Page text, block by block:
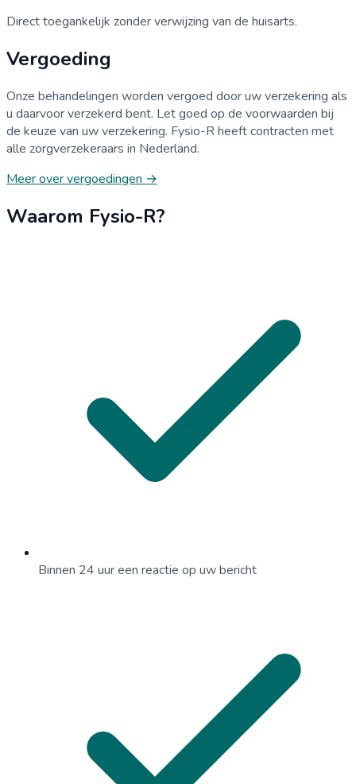
Direct toegankelijk zonder verwijzing van de huisarts.
Vergoeding
Onze behandelingen worden vergoed door uw verzekering als
u daarvoor verzekerd bent. Let goed op de voorwaarden bij
de keuze van uw verzekering. Fysio-R heeft contracten met
alle zorgverzekeraars in Nederland.
Meer over vergoedingen →
Waarom Fysio-R?
Binnen 24 uur een reactie op uw bericht